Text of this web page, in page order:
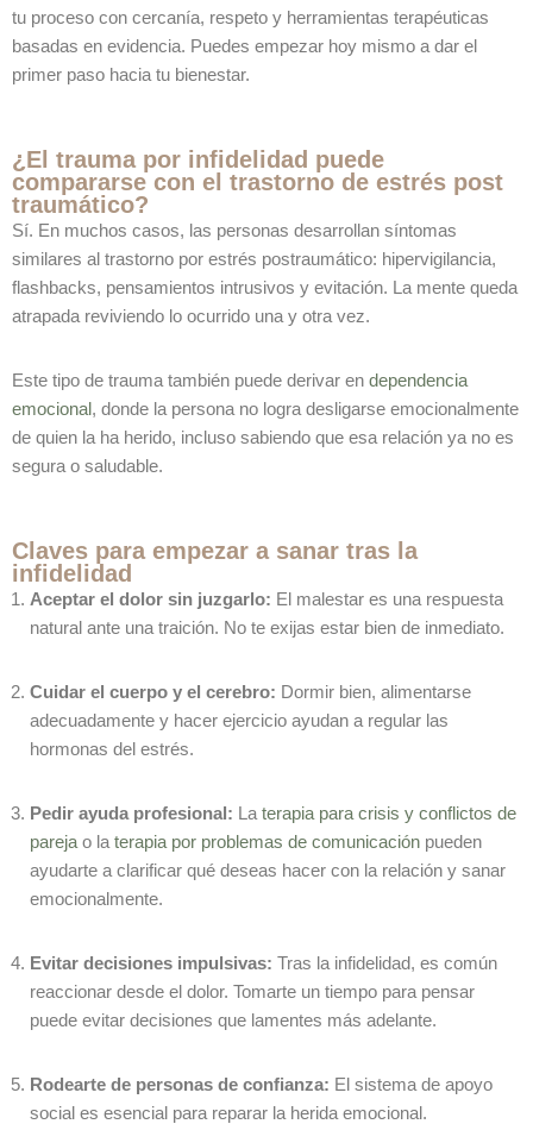
tu proceso con cercanía, respeto y herramientas terapéuticas
basadas en evidencia. Puedes empezar hoy mismo a dar el
primer paso hacia tu bienestar.
¿El trauma por infidelidad puede
compararse con el trastorno de estrés post
traumático?
Sí. En muchos casos, las personas desarrollan síntomas
similares al trastorno por estrés postraumático: hipervigilancia,
flashbacks, pensamientos intrusivos y evitación. La mente queda
atrapada reviviendo lo ocurrido una y otra vez.
Este tipo de trauma también puede derivar en dependencia
emocional, donde la persona no logra desligarse emocionalmente
de quien la ha herido, incluso sabiendo que esa relación ya no es
segura o saludable.
Claves para empezar a sanar tras la
infidelidad
Aceptar el dolor sin juzgarlo: El malestar es una respuesta
natural ante una traición. No te exijas estar bien de inmediato.
Cuidar el cuerpo y el cerebro: Dormir bien, alimentarse
adecuadamente y hacer ejercicio ayudan a regular las
hormonas del estrés.
Pedir ayuda profesional: La terapia para crisis y conflictos de
pareja o la terapia por problemas de comunicación pueden
ayudarte a clarificar qué deseas hacer con la relación y sanar
emocionalmente.
Evitar decisiones impulsivas: Tras la infidelidad, es común
reaccionar desde el dolor. Tomarte un tiempo para pensar
puede evitar decisiones que lamentes más adelante.
Rodearte de personas de confianza: El sistema de apoyo
social es esencial para reparar la herida emocional.